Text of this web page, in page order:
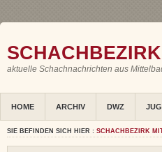
aktuelle Schachnachrichten aus
HOME ARCHIV DWZ
SIE BEFINDEN SICH HIER : SCHACHBEZIRK